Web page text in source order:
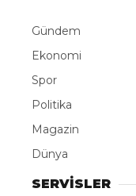
Gündem
Ekonomi
Spor
Politika
Magazin
Dünya
SERVİSLER